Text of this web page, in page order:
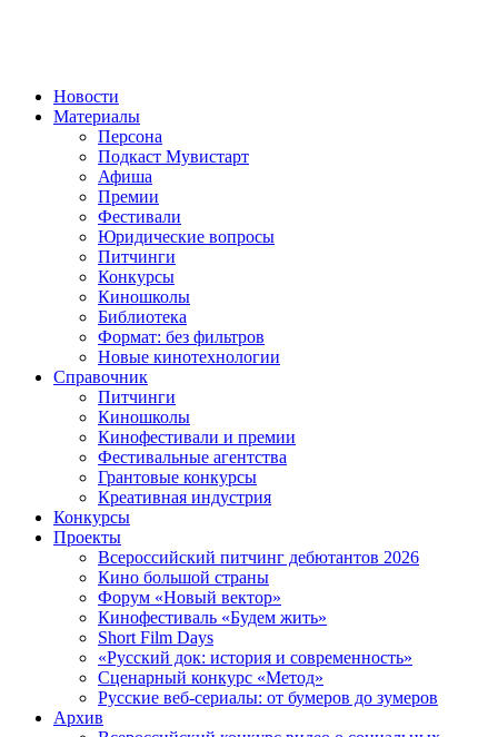
Новости
Материалы
Персона
Подкаст Мувистарт
Афиша
Премии
Фестивали
Юридические вопросы
Питчинги
Конкурсы
Киношколы
Библиотека
Формат: без фильтров
Новые кинотехнологии
Справочник
Питчинги
Киношколы
Кинофестивали и премии
Фестивальные агентства
Грантовые конкурсы
Креативная индустрия
Конкурсы
Проекты
Всероссийский питчинг дебютантов 2026
Кино большой страны
Форум «Новый вектор»
Кинофестиваль «Будем жить»
Short Film Days
«Русский док: история и современность»
Сценарный конкурс «Метод»
Русские веб-сериалы: от бумеров до зумеров
Архив